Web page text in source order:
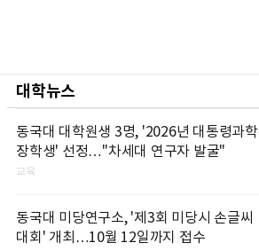
대학뉴스
동국대 대학원생 3명, '2026년 대통령과학
장학생' 선정…"차세대 연구자 발굴"
교육
동국대 미당연구소, '제3회 미당시 손글씨
대회' 개최…10월 12일까지 접수